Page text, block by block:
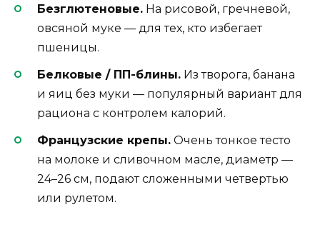
Безглютеновые. На рисовой, гречневой,
овсяной муке — для тех, кто избегает
пшеницы.
Белковые / ПП-блины. Из творога, банана
и яиц без муки — популярный вариант для
рациона с контролем калорий.
Французские крепы. Очень тонкое тесто
на молоке и сливочном масле, диаметр —
24–26 см, подают сложенными четвертью
или рулетом.